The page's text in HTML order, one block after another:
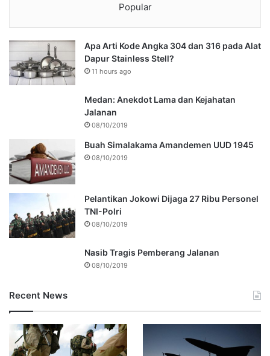
Popular
Apa Arti Kode Angka 304 dan 316 pada Alat
Dapur Stainless Stell?
11 hours ago
Medan: Anekdot Lama dan Kejahatan
Jalanan
08/10/2019
Buah Simalakama Amandemen UUD 1945
08/10/2019
Pelantikan Jokowi Dijaga 27 Ribu Personel
TNI-Polri
08/10/2019
Nasib Tragis Pemberang Jalanan
08/10/2019
Recent News